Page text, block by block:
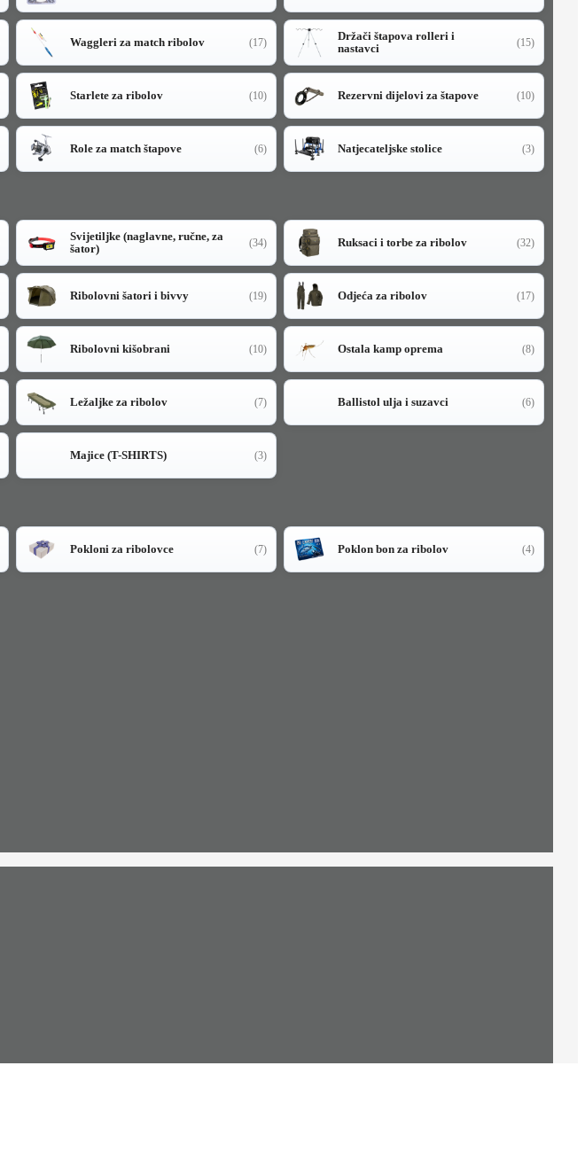
Waggleri za match ribolov (17)
Držači štapova rolleri i
nastavci
(15)
Starlete za ribolov (10) Rezervni dijelovi za štapove (10)
Role za match štapove (6) Natjecateljske stolice (3)
Svijetiljke (naglavne, ručne, za
šator)
(34) Ruksaci i torbe za ribolov (32)
Ribolovni šatori i bivvy (19) Odjeća za ribolov (17)
Ribolovni kišobrani (10) Ostala kamp oprema (8)
Ležaljke za ribolov (7) Ballistol ulja i suzavci (6)
Majice (T-SHIRTS) (3)
Pokloni za ribolovce (7) Poklon bon za ribolov (4)